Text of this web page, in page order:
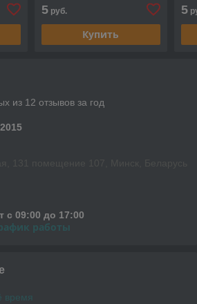
5руб.
Купить
5
из 12 отзывов за год
с 09:00 до 17:00
работы
время